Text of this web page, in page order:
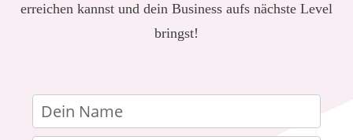
erreichen kannst und dein Business aufs nächste Level
bringst!